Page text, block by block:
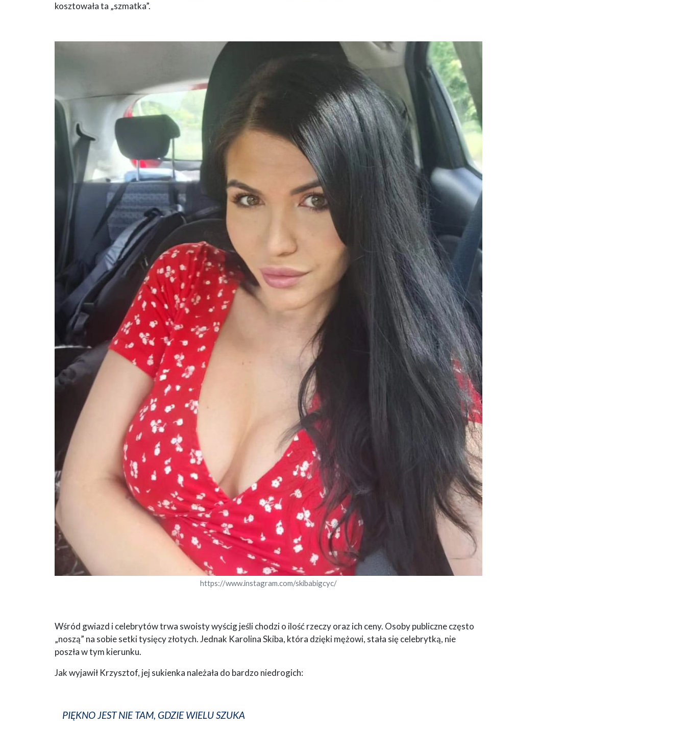
kosztowała ta „szmatka”.
https://www.instagram.com/skibabigcyc/
Wśród gwiazd i celebrytów trwa swoisty wyścig jeśli chodzi o ilość rzeczy oraz ich ceny. Osoby publiczne często
„noszą” na sobie setki tysięcy złotych. Jednak Karolina Skiba, która dzięki mężowi, stała się celebrytką, nie
poszła w tym kierunku.
Jak wyjawił Krzysztof, jej sukienka należała do bardzo niedrogich:
PIĘKNO JEST NIE TAM, GDZIE WIELU SZUKA